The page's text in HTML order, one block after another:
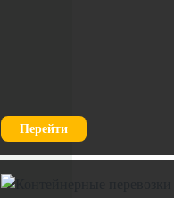
Перейти